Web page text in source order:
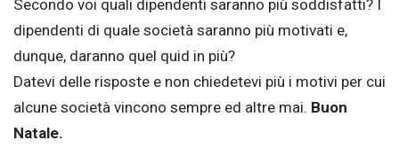
Secondo voi quali dipendenti saranno più soddisfatti? I
dipendenti di quale società saranno più motivati e,
dunque, daranno quel quid in più?
Datevi delle risposte e non chiedetevi più i motivi per cui
alcune società vincono sempre ed altre mai. Buon
Natale.